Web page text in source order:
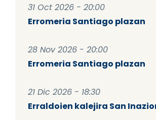
31 Oct 2026 - 20:00
Erromeria Santiago plazan
28 Nov 2026 - 20:00
Erromeria Santiago plazan
21 Dic 2026 - 18:30
Erraldoien kalejira San